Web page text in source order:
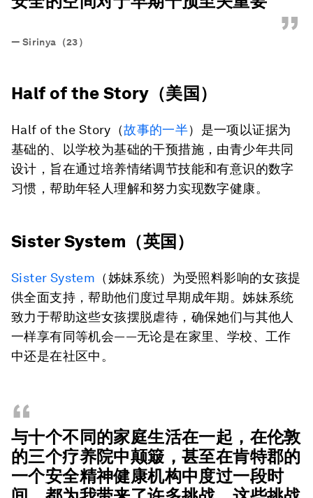
”
— Sirinya（23）
Half of the Story（美国）
Half of the Story（故事的一半）是一项以证据为
基础的、以学校为基础的干预措施，由青少年共同
设计，旨在通过培养情绪调节技能和有意识的数字
习惯，帮助年轻人理解和努力实现数字健康。
Sister System（英国）
Sister System （姊妹系统）为受照料影响的女孩提
供全面支持，帮助他们度过早期成年期。姊妹系统
致力于帮助这些女孩摆脱虐待，确保她们与其他人
一样享有同等机会——无论是在家里、学校、工作
中还是在社区中。
“
与十个不同的家庭生活在一起，在伦敦
的三个疗养院中颠簸，甚至在肯特郡的
一个安全精神健康机构中度过一段时